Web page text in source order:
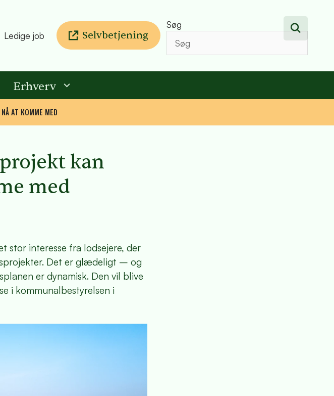
Ledige job Selvbetjening
Søg
Erhverv
AT KOMME MED
kan
med
stor interesse fra lodsejere, der
Det er glædeligt – og
er dynamisk. Den vil blive
i kommunalbestyrelsen i